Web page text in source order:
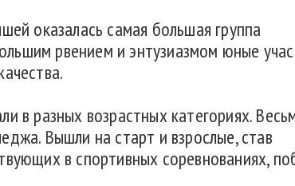
оказалась самая большая группа
рвением и энтузиазмом юные
в разных возрастных категориях.
Вышли на старт и взрослые, став
в спортивных соревнованиях,